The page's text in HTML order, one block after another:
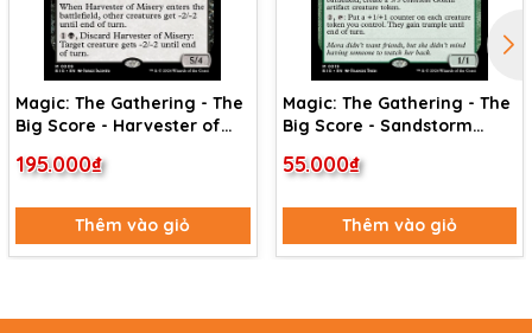
Magic: The Gathering - The
Big Score - Harvester of
195.000₫
Thêm vào giỏ
Magic: The Gathering - The
Big Score - Sandstorm
55.000₫
Thêm vào giỏ